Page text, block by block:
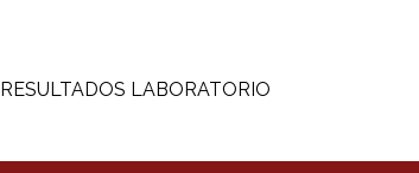
RESULTADOS LABORATORIO